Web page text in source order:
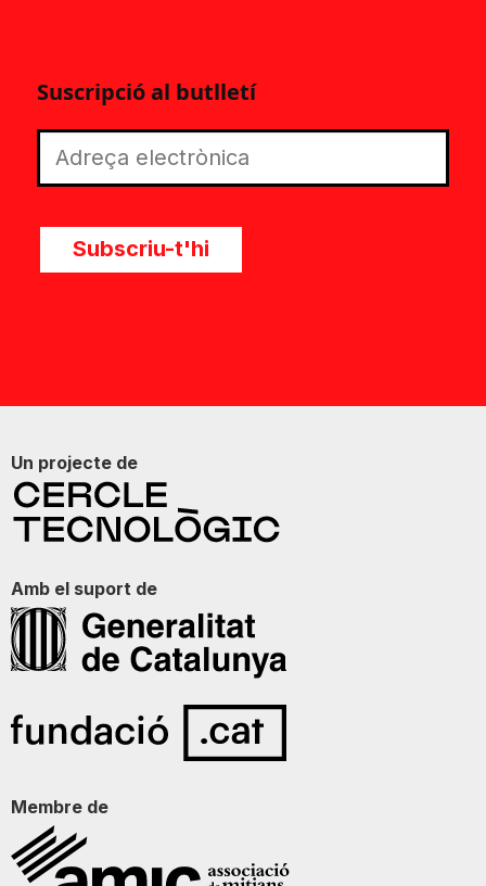
Suscripció al butlletí
Subscriu-t'hi
Un projecte de
Amb el suport de
Membre de